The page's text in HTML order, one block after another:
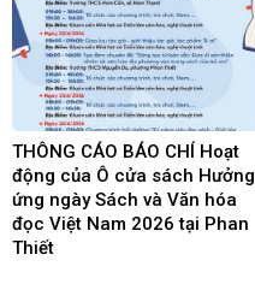
THÔNG CÁO BÁO CHÍ Hoạt
động của Ô cửa sách Hưởng
ứng ngày Sách và Văn hóa
đọc Việt Nam 2026 tại Phan
Thiết